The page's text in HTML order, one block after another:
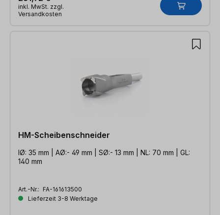
inkl. MwSt. zzgl.
Versandkosten
HM-Scheibenschneider
IØ: 35 mm | AØ:- 49 mm | SØ:- 13 mm | NL: 70 mm | GL:
140 mm
Art.-Nr.: FA-161613500
Lieferzeit 3-8 Werktage